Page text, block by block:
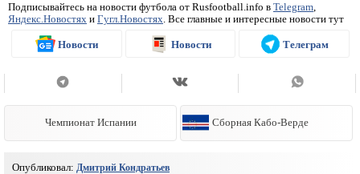
Подписывайтесь на новости футбола от Rusfootball.info в Telegram,
Яндекс.Новостях и Гугл.Новостях. Все главные и интересные новости тут
Новости Новости Телеграм
Чемпионат Испании Сборная Кабо-Верде
Опубликовал: Дмитрий Кондратьев